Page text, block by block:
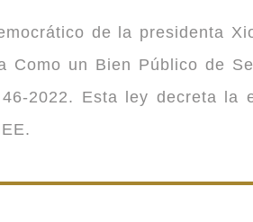
de la presidenta
un Bien Público de
2022. Esta ley decreta la